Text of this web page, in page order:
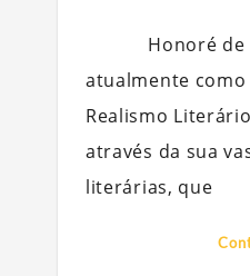
Honoré de
atualmente
Realismo
através da sua
literárias, que